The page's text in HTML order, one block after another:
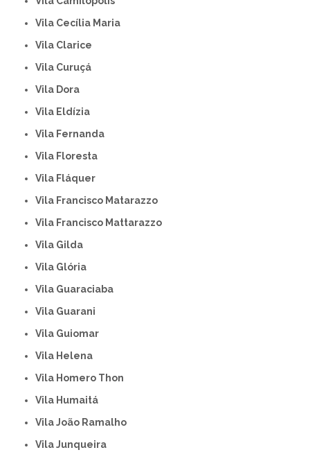
Vila Cecília Maria
Vila Clarice
Vila Curuçá
Vila Dora
Vila Eldízia
Vila Fernanda
Vila Floresta
Vila Fláquer
Vila Francisco Matarazzo
Vila Francisco Mattarazzo
Vila Gilda
Vila Glória
Vila Guaraciaba
Vila Guarani
Vila Guiomar
Vila Helena
Vila Homero Thon
Vila Humaitá
Vila João Ramalho
Vila Junqueira